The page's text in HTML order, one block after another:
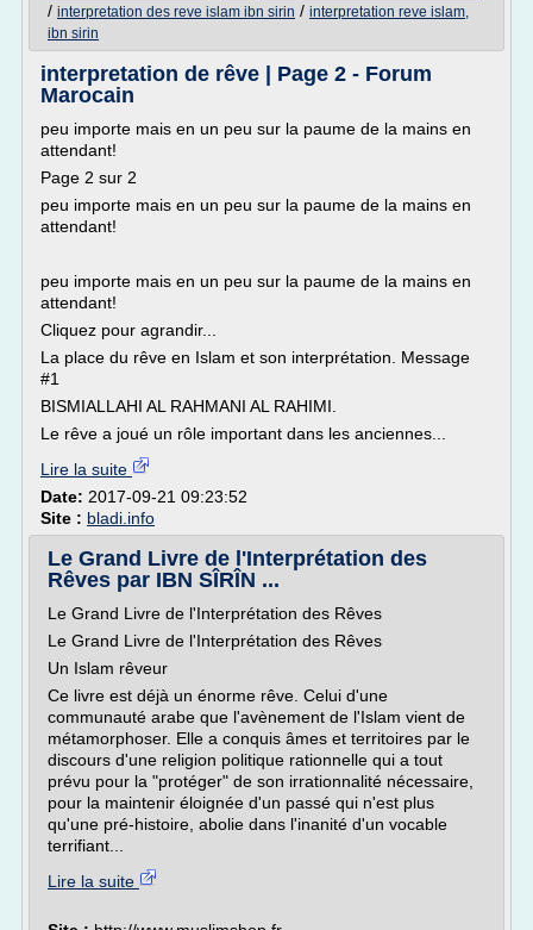
/ interpretation des reve islam ibn sirin / interpretation reve islam,
ibn sirin
interpretation de rêve | Page 2 - Forum
Marocain
peu importe mais en un peu sur la paume de la mains en
attendant!
Page 2 sur 2
peu importe mais en un peu sur la paume de la mains en
attendant!
peu importe mais en un peu sur la paume de la mains en
attendant!
Cliquez pour agrandir...
La place du rêve en Islam et son interprétation. Message
#1
BISMIALLAHI AL RAHMANI AL RAHIMI.
Le rêve a joué un rôle important dans les anciennes...
Lire la suite
Date: 2017-09-21 09:23:52
Site : bladi.info
Le Grand Livre de l'Interprétation des
Rêves par IBN SÎRÎN ...
Le Grand Livre de l'Interprétation des Rêves
Le Grand Livre de l'Interprétation des Rêves
Un Islam rêveur
Ce livre est déjà un énorme rêve. Celui d'une
communauté arabe que l'avènement de l'Islam vient de
métamorphoser. Elle a conquis âmes et territoires par le
discours d'une religion politique rationnelle qui a tout
prévu pour la "protéger" de son irrationnalité nécessaire,
pour la maintenir éloignée d'un passé qui n'est plus
qu'une pré-histoire, abolie dans l'inanité d'un vocable
terrifiant...
Lire la suite